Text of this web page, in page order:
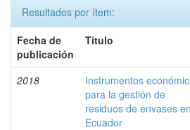
Resultados por ítem:
Fecha de
publicación
Título
2018
Instrumentos
para la gestión de
residuos de envases en
Ecuador